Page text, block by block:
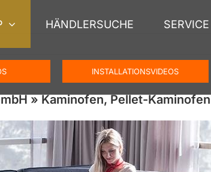
HÄNDLERSUCHE SERVICE
INSTALLATIONSVIDEOS
» Kaminofen, Pellet-Kaminofen